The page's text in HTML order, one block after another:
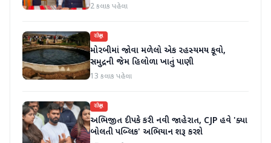
2 કલાક પહેલા
રાષ્ટ્રીય
મોરબીમાં જોવા મળેલો એક રહસ્યમય કૂવો,
સમુદ્રની જેમ હિલોળા ખાતું પાણી
13 કલાક પહેલા
રાષ્ટ્રીય
અભિજીત દીપકે કરી નવી જાહેરાત, CJP હવે 'ક્યા
બોલતી પબ્લિક' અભિયાન શરૂ કરશે